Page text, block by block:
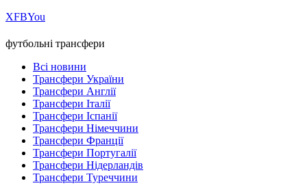
ХFBYou
футбольні трансфери
Всі новини
Трансфери України
Трансфери Англії
Трансфери Італії
Трансфери Іспанії
Трансфери Німеччини
Трансфери Франції
Трансфери Португалії
Трансфери Нідерландів
Трансфери Туреччини